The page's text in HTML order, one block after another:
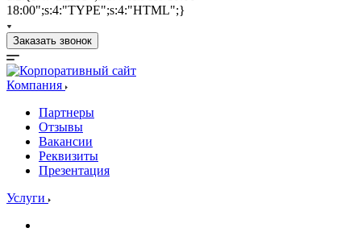
18:00";s:4:"TYPE";s:4:"HTML";}
Заказать звонок
Компания
Партнеры
Отзывы
Вакансии
Реквизиты
Презентация
Услуги